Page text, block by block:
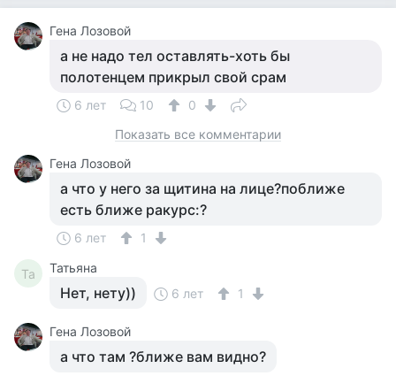
Гена Лозовой
а не надо тел оставлять-хоть бы
полотенцем прикрыл свой срам
6 лет 10
0
Показать все комментарии
Гена Лозовой
а что у него за щитина на лице?поближе
есть ближе ракурс:?
6 лет 1
Та Татьяна
Нет, нету)) 6 лет 1
Гена Лозовой
а что там ?ближе вам видно?